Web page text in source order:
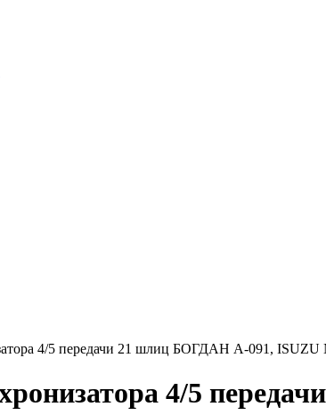
4/5 передачи 21 шлиц БОГДАН А-091, ISUZU
4/5